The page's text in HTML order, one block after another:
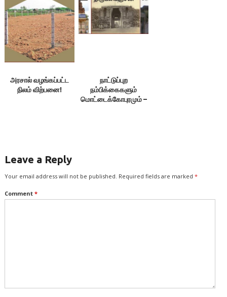
அரசால் வழங்கப்பட்ட
நிலம் விற்பனை!
நாட்டுப்புற
நம்பிக்கைகளும்
மொட்டைக்கோபுரமும் –
Leave a Reply
Your email address will not be published. Required fields are marked *
Comment *